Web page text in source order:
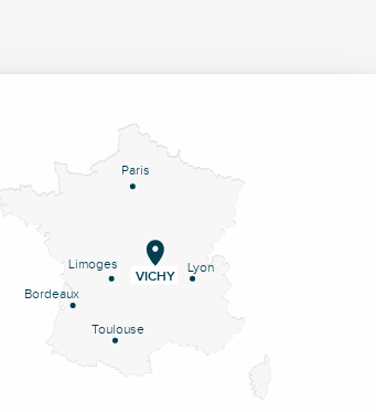
Paris
Lyon
Limoges
Bordeaux
Toulouse
VICHY